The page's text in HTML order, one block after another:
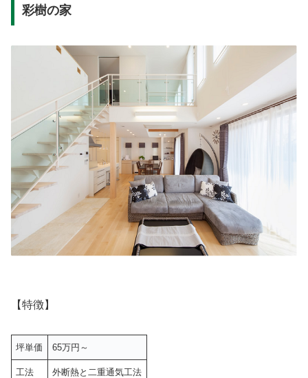
彩樹の家
【特徴】
坪単価 65万円～
工法 外断熱と二重通気工法